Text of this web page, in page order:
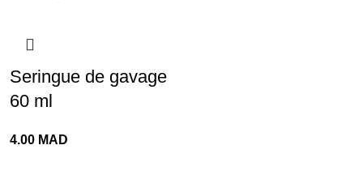
Seringue de gavage
60 ml
4.00 MAD